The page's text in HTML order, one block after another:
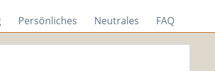
Persönliches Neutrales FAQ